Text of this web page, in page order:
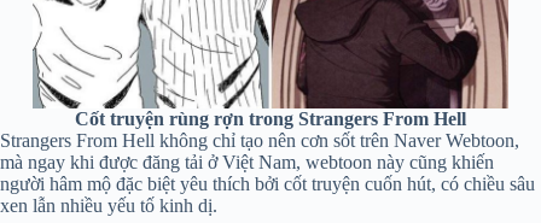
Cốt truyện rùng rợn trong Strangers From Hell
Strangers From Hell không chỉ tạo nên cơn sốt trên Naver Webtoon,
mà ngay khi được đăng tải ở Việt Nam, webtoon này cũng khiến
người hâm mộ đặc biệt yêu thích bởi cốt truyện cuốn hút, có chiều sâu
xen lẫn nhiều yếu tố kinh dị.